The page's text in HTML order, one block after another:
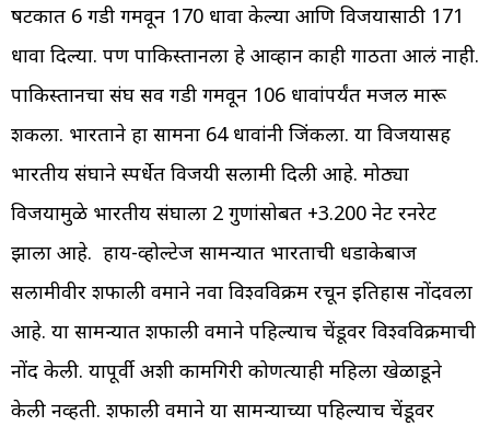
षटकात 6 गडी गमवून 170 धावा केल्या आणि विजयासाठी 171
धावा दिल्या. पण पाकिस्तानला हे आव्हान काही गाठता आलं नाही.
पाकिस्तानचा संघ सर्व गडी गमवून 106 धावांपर्यंत मजल मारू
शकला. भारताने हा सामना 64 धावांनी जिंकला. या विजयासह
भारतीय संघाने स्पर्धेत विजयी सलामी दिली आहे. मोठ्या
विजयामुळे भारतीय संघाला 2 गुणांसोबत +3.200 नेट रनरेट
झाला आहे. हाय-व्होल्टेज सामन्यात भारताची धडाकेबाज
सलामीवीर शफाली वर्माने नवा विश्वविक्रम रचून इतिहास नोंदवला
आहे. या सामन्यात शफाली वर्माने पहिल्याच चेंडूवर विश्वविक्रमाची
नोंद केली. यापूर्वी अशी कामगिरी कोणत्याही महिला खेळाडूने
केली नव्हती. शफाली वर्माने या सामन्याच्या पहिल्याच चेंडूवर